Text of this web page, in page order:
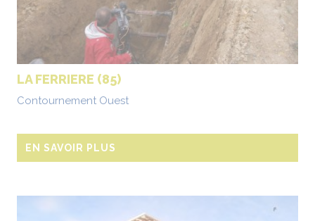
LA FERRIERE (85)
Contournement Ouest
EN SAVOIR PLUS